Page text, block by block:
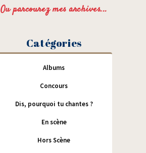
Ou parcourez mes archives...
Catégories
Albums
Concours
Dis, pourquoi tu chantes ?
En scène
Hors Scène